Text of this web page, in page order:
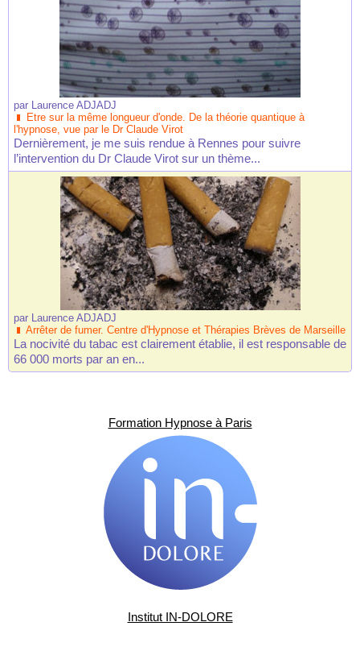
par Laurence ADJADJ
Etre sur la même longueur d'onde. De la théorie quantique à
l'hypnose, vue par le Dr Claude Virot
Dernièrement, je me suis rendue à Rennes pour suivre
l’intervention du Dr Claude Virot sur un thème...
par Laurence ADJADJ
Arrêter de fumer. Centre d'Hypnose et Thérapies Brèves de Marseille
La nocivité du tabac est clairement établie, il est responsable de
66 000 morts par an en...
Formation Hypnose à Paris
Institut IN-DOLORE